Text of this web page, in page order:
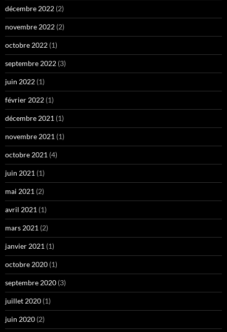
décembre 2022 (2)
novembre 2022 (2)
octobre 2022 (1)
septembre 2022 (3)
juin 2022 (1)
février 2022 (1)
décembre 2021 (1)
novembre 2021 (1)
octobre 2021 (4)
juin 2021 (1)
mai 2021 (2)
avril 2021 (1)
mars 2021 (2)
janvier 2021 (1)
octobre 2020 (1)
septembre 2020 (3)
juillet 2020 (1)
juin 2020 (2)